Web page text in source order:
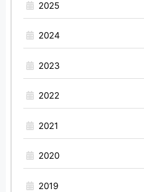
2025
2024
2023
2022
2021
2020
2019